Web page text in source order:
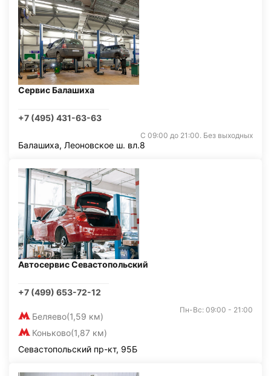
Сервис Балашиха
+7 (495) 431-63-63
С 09:00 до 21:00. Без выходных
Балашиха, Леоновское ш. вл.8
Автосервис Севастопольский
+7 (499) 653-72-12
Беляево(1,59 км)
Коньково(1,87 км)
Пн-Вс: 09:00 - 21:00
Севастопольский пр-кт, 95Б